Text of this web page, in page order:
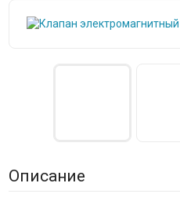
Описание